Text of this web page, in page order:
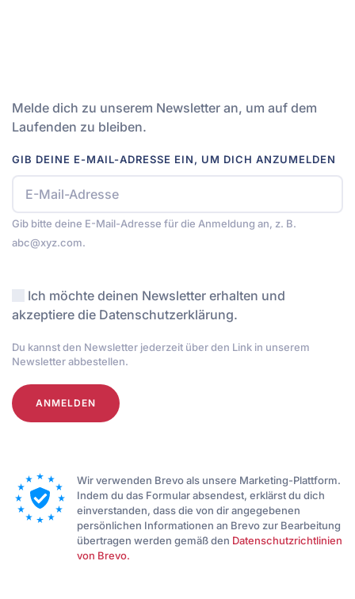
Melde dich zu unserem Newsletter an, um auf dem
Laufenden zu bleiben.
GIB DEINE E-MAIL-ADRESSE EIN, UM DICH ANZUMELDEN
Gib bitte deine E-Mail-Adresse für die Anmeldung an, z. B.
abc@xyz.com.
Ich möchte deinen Newsletter erhalten und
akzeptiere die Datenschutzerklärung.
Du kannst den Newsletter jederzeit über den Link in unserem
Newsletter abbestellen.
ANMELDEN
Wir verwenden Brevo als unsere Marketing-Plattform.
Indem du das Formular absendest, erklärst du dich
einverstanden, dass die von dir angegebenen
persönlichen Informationen an Brevo zur Bearbeitung
übertragen werden gemäß den Datenschutzrichtlinien
von Brevo.